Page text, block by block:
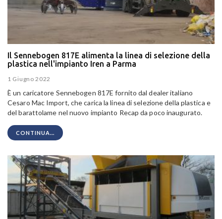
Il Sennebogen 817E alimenta la linea di selezione della
plastica nell'impianto Iren a Parma
1 Giugno 2022
È un caricatore Sennebogen 817E fornito dal dealer italiano
Cesaro Mac Import, che carica la linea di selezione della plastica e
del barattolame nel nuovo impianto Recap da poco inaugurato.
CONTINUA...